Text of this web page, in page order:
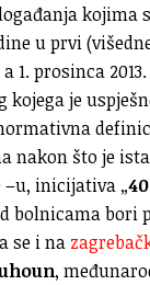
kojima
u prvi
1. prosinca
kojega je
nakon što je
–u, inicijativa „
bolnicama bori
se i na
,